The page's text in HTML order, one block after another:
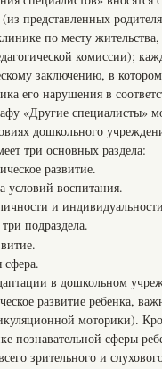
представленных
по месту жительства,
комиссии);
заключению, в
его нарушения в
«Другие специалисты»
дошкольного
три основных раздела:
развитие.
условий воспитания.
и
подраздела.
сфера.
в дошкольном
развитие ребенка,
моторики).
познавательной сферы
зрительного и